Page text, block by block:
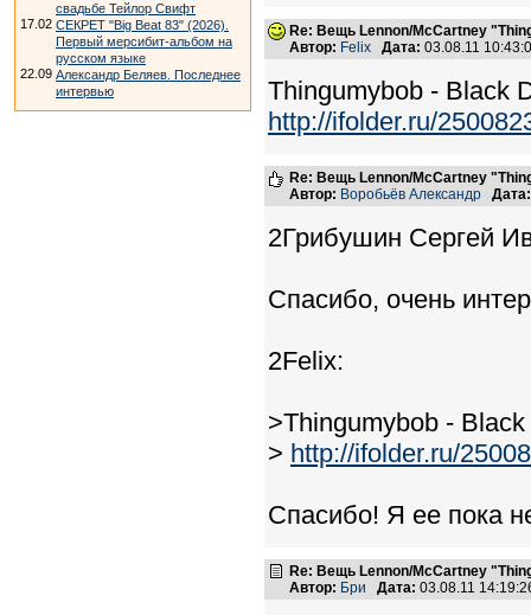
свадьбе Тейлор Свифт
17.02 СЕКРЕТ "Big Beat 83" (2026).
Первый мерсибит-альбом на
русском языке
22.09 Александр Беляев. Последнее
интервью
Re: Вещь Lennon/McCartney
Автор: Felix Дата: 03.08.11
Thingumybob - Black
http://ifolder.ru/
Re: Вещь Lennon/McCartney
Автор: Воробьёв Александр Дата:
2Грибушин Сергей
Спасибо, очень
2Felix:
>Thingumybob -
> http://ifolder.ru/
Спасибо! Я ее пока
Re: Вещь Lennon/McCartney
Автор: Бри Дата: 03.08.11